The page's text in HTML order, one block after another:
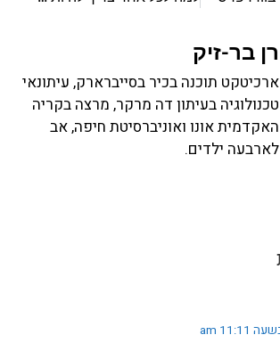
רן בר-זיק
ארכיטקט תוכנה בכיר בסייברארק, עיתונאי
טכנולוגיה בעיתון דה מרקר, מרצה בקריה
האקדמית אונו ואוניברסיטת חיפה, אב
לארבעה ילדים.